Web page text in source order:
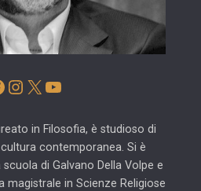
Instagram
X YouTube
in Filosofia, è studioso di
contemporanea. Si è
di Galvano Della Volpe e
magistrale in Scienze Religiose